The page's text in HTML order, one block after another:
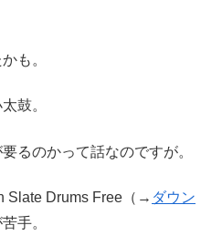
も。
鼓。
るのかって話なのですが。
Slate Drums Free（→ ダウン
手。